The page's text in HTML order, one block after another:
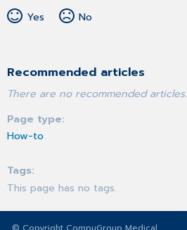
Yes
No
Recommended articles
There are no recommended articles.
Page type
How-to
Tags
This page has no tags.